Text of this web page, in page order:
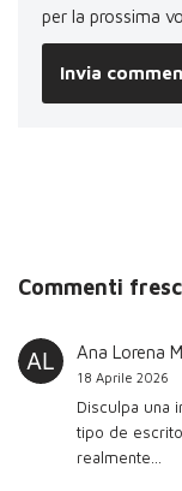
per la prossima
Commenti
Ana Lorena
18 Aprile 2026
Disculpa una
tipo de
realmente…